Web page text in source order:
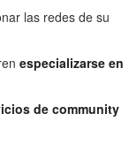
las redes de su
especializarse en
de community